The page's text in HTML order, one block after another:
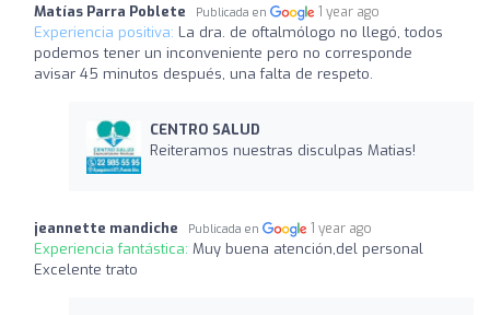
Matías Parra Poblete Publicada en 1 year ago
Experiencia positiva: La dra. de oftalmólogo no llegó, todos
podemos tener un inconveniente pero no corresponde
avisar 45 minutos después, una falta de respeto.
CENTRO SALUD
Reiteramos nuestras disculpas Matias!
jeannette mandiche Publicada en 1 year ago
Experiencia fantástica: Muy buena atención,del personal
Excelente trato